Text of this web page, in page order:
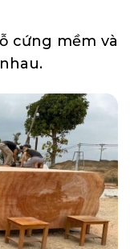
cứng mềm và